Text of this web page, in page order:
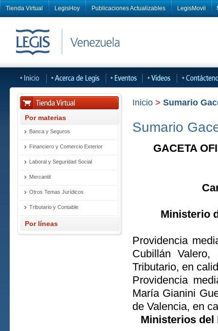
Tienda Virtual LegisHoy Publicaciones Actualizables LegisMovil
Por materias
Banca y Seguros
Financiero y Comercio Exterior
Laboral y Seguridad Social
Mercantil
Otros Temas Jurídicos
Tributario y Contable
Por líneas
Inicio > Sumario
Sumario
GACETA
Ministerio
Providencia
Cubillán
Tributario, en
Providencia
María Gianini
de Valencia, en
Ministerios del